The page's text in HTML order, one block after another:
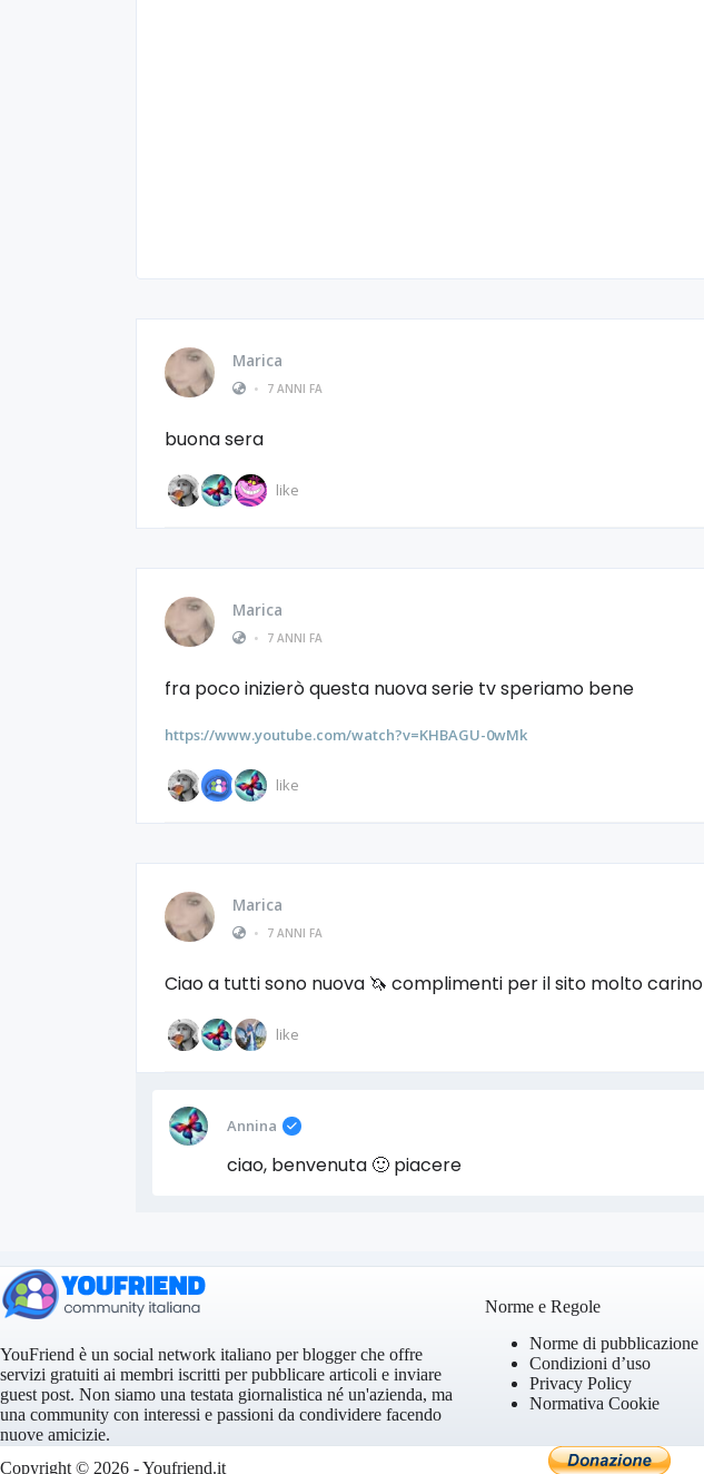
Marica
•
7 ANNI FA
buona sera
like
Marica
•
7 ANNI FA
fra poco inizierò questa nuova serie tv speriamo bene
https://www.youtube.com/watch?v=KHBAGU-0wMk
like
Marica
•
7 ANNI FA
Ciao a tutti sono nuova 🦄 complimenti per il sito molto carino
like
Annina
ciao, benvenuta 🙂 piacere
YouFriend è un social network italiano per blogger che offre
servizi gratuiti ai membri iscritti per pubblicare articoli e inviare
guest post. Non siamo una testata giornalistica né un'azienda, ma
una community con interessi e passioni da condividere facendo
nuove amicizie.
Norme e Regole
Norme di pubblicazione
Condizioni d’uso
Privacy Policy
Normativa Cookie
Copyright © 2026 - Youfriend.it